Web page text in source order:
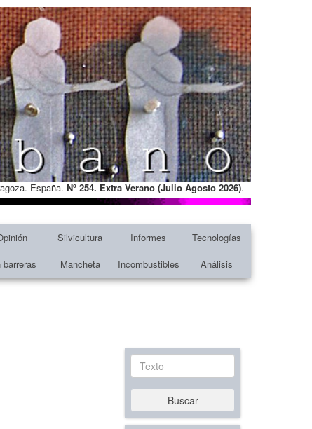
España. Nº 254. Extra Verano (Julio Agosto 2026).
Silvicultura Informes
Tecnologías
barreras Mancheta Incombustibles Análisis
Texto
Buscar